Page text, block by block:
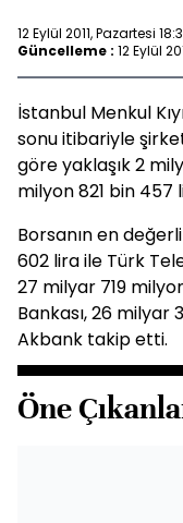
12 Eylül 2011, Pazartesi
Güncelleme : 12 Eylül
İstanbul Menkul
sonu itibariyle
göre yaklaşık 2
milyon 821 bin 457
Borsanın en
602 lira ile Türk
27 milyar 719
Bankası, 26 milyar
Akbank takip etti.
Öne